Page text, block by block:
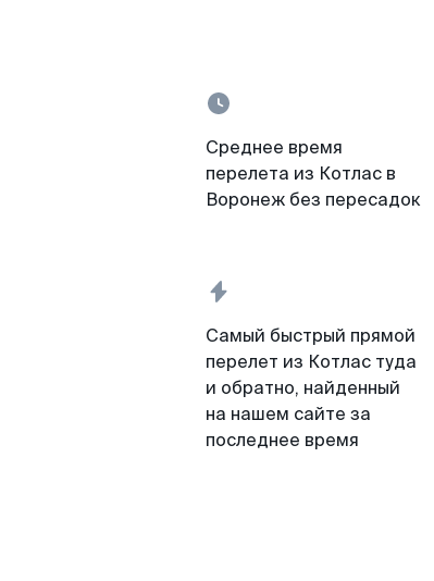
Среднее время
перелета из Котлас в
Воронеж без пересадок
Самый быстрый прямой
перелет из Котлас туда
и обратно, найденный
на нашем сайте за
последнее время